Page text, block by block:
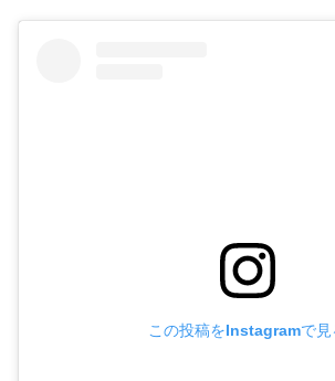
この投稿をInstagramで見